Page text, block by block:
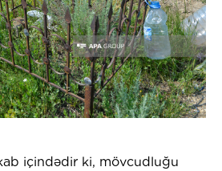
içindədir ki, mövcudluğu